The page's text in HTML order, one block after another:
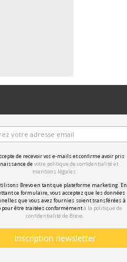
de recevoir vos e-mails et confirme avoir pris
de votre politique de confidentialité et
mentions légales.
Brevo en tant que plateforme marketing. En
ce formulaire, vous acceptez que les données
que vous avez fournies soient transférées à
pour être traitées conformémentà la politique de
confidentialité de Brevo.